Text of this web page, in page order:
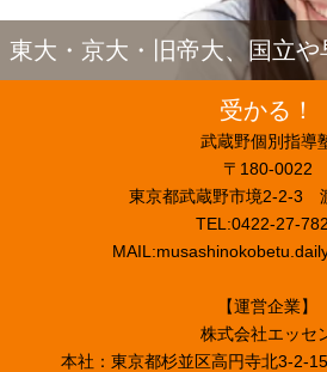
東大・京大・旧帝大、国立や
受かる！
武蔵野個別指導
〒180-0022
東京都武蔵野市境2-2-3
TEL:0422-27-
【運営企業】
株式会社エッセ
本社：東京都杉並区高円寺北3-2-